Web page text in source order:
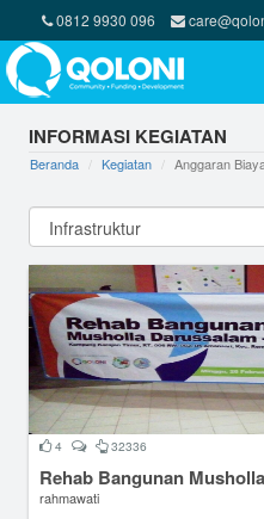
0812 9930 096
INFORMASI KEGIATAN
Beranda Kegiatan Anggaran
4 32336
Rehab Bangunan
rahmawati